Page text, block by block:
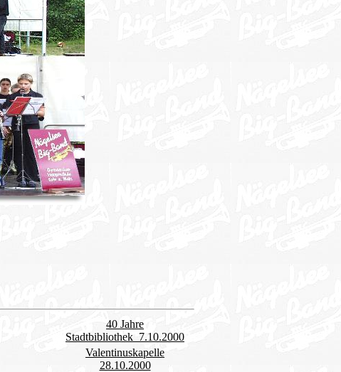
40 Jahre
Stadtbibliothek 7.10.2000
Valentinuskapelle
28.10.2000